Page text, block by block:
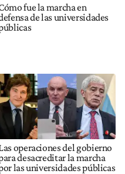
fue la marcha en
de las universidades
operaciones del gobierno
desacreditar la marcha
las universidades públicas